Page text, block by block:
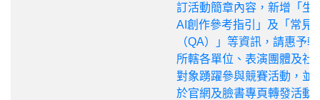
訂活動簡章內容，新增「生
AI創作參考指引」及「常見
（QA）」等資訊，請惠予
所轄各單位、表演團體及社
對象踴躍參與競賽活動，並
於官網及臉書專頁轉發活動